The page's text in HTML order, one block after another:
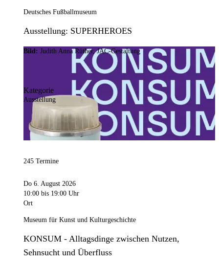
Deutsches Fußballmuseum
Ausstellung: SUPERHEROES
Bild: Judith Anna Rüther, JAC-Gestaltung
Kategorie
Ausstellung
245 Termine
Do 6. August 2026
10:00 bis 19:00 Uhr
Ort
Museum für Kunst und Kulturgeschichte
KONSUM - Alltagsdinge zwischen Nutzen,
Sehnsucht und Überfluss